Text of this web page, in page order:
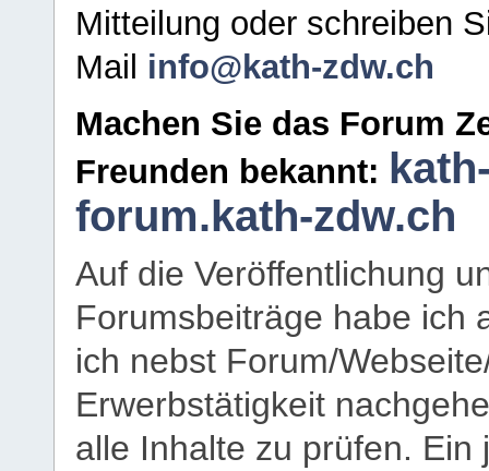
Mitteilung oder schreiben
Mail info@kath-zdw.ch
Machen Sie das Forum
Freunden bekannt:
forum.kath-zdw.ch
Auf die Veröffentlichung
Forumsbeiträge habe ich
ich nebst Forum/
Erwerbstätigkeit
alle Inhalte zu prüfen.